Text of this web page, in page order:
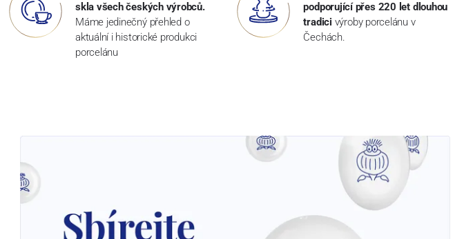
skla všech českých výrobců.
Máme jedinečný přehled o
aktuální i historické produkci
porcelánu
podporující přes 220 let dlouhou
tradici výroby porcelánu v
Čechách.